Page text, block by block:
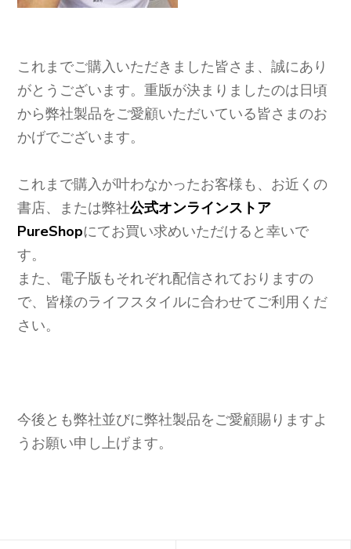
これまでご購入いただきました皆さま、誠にあり
がとうございます。重版が決まりましたのは日頃
から弊社製品をご愛顧いただいている皆さまのお
かげでございます。
これまで購入が叶わなかったお客様も、お近くの
書店、または弊社公式オンラインストア
PureShopにてお買い求めいただけると幸いで
す。
また、電子版もそれぞれ配信されておりますの
で、皆様のライフスタイルに合わせてご利用くだ
さい。
今後とも弊社並びに弊社製品をご愛顧賜りますよ
うお願い申し上げます。